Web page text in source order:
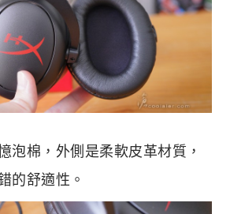
泡棉，外側是柔軟皮革材質，
的舒適性。